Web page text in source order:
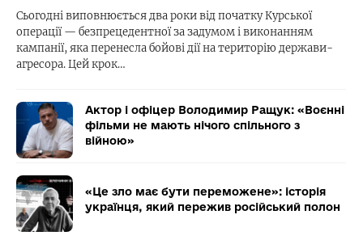
Сьогодні виповнюється два роки від початку Курської
операції — безпрецедентної за задумом і виконанням
кампанії, яка перенесла бойові дії на територію держави-
агресора. Цей крок…
Актор і офіцер Володимир Ращук: «Воєнні
фільми не мають нічого спільного з
війною»
«Це зло має бути переможене»: історія
українця, який пережив російський полон